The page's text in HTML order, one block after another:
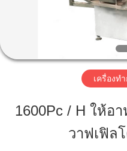
กับ
เครื่องท
1600Pc / H ให้อ
วาฟเฟิล